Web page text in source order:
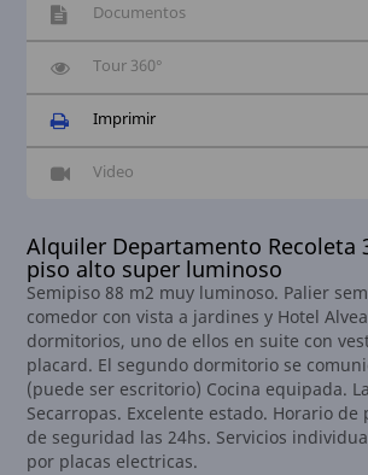
Documentos
Tour 360°
Imprimir
Video
Alquiler Departamento Recoleta
piso alto super luminoso
Semipiso 88 m2 muy luminoso. Palier
comedor con vista a jardines y Hotel
dormitorios, uno de ellos en suite con
placard. El segundo dormitorio se
(puede ser escritorio) Cocina equipada.
Secarropas. Excelente estado. Horario de
de seguridad las 24hs. Servicios
por placas electricas.